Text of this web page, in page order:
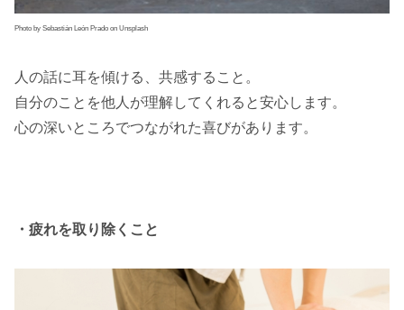
Photo by Sebastián León Prado on Unsplash
人の話に耳を傾ける、共感すること。
自分のことを他人が理解してくれると安心します。
心の深いところでつながれた喜びがあります。
・疲れを取り除くこと